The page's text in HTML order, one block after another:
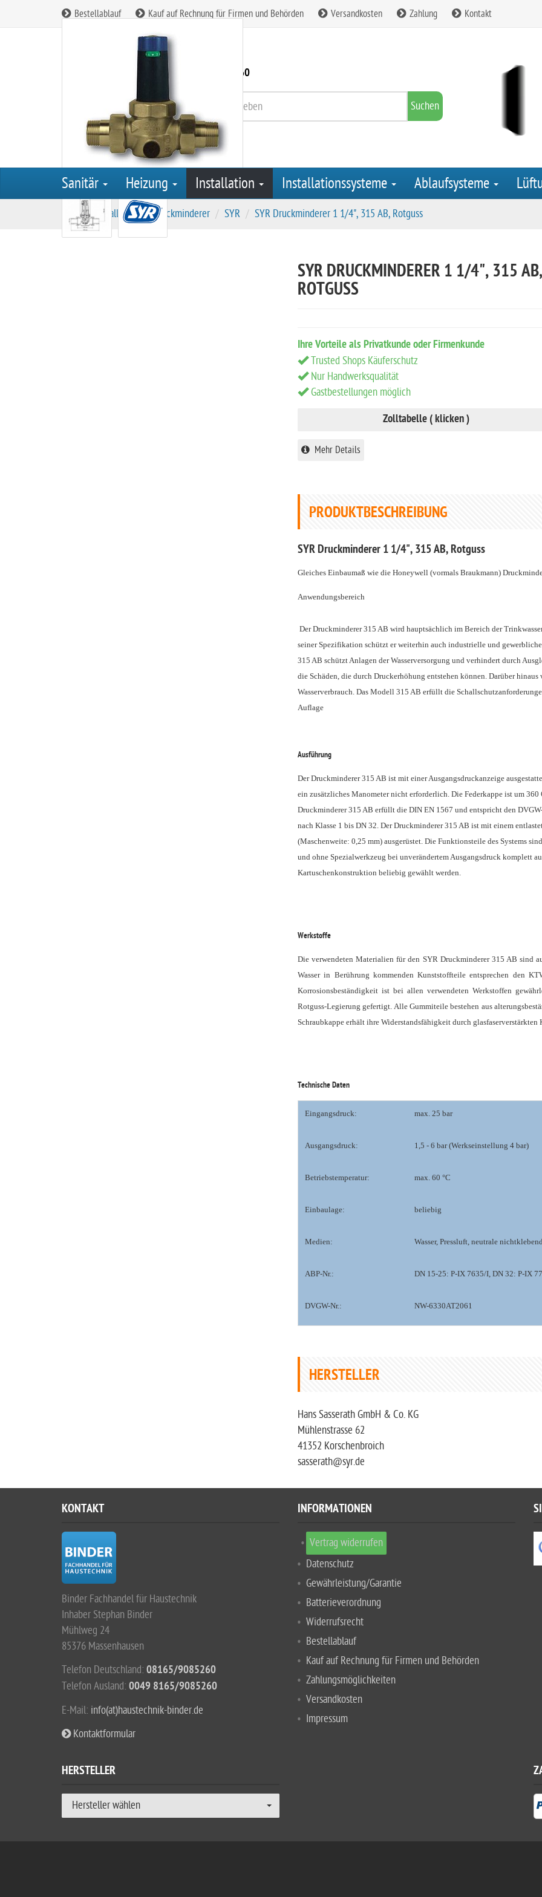
Bestellablauf Kauf auf Rechnung für Firmen und Behörden Versandkosten Zahlung Kontakt
08165 / 90 85 260
Suchen
Sanitär Heizung Installation Installationssysteme Ablaufsysteme
S
t
Installation Druckminderer SYR SYR Druckminderer 1 1/4", 315 AB, Rotguss
SYR DRUCKMINDERER 1 1/4", 315 AB,
ROTGUSS
Ihre Vorteile als Privatkunde oder Firmenkunde
Trusted Shops Käuferschutz
Nur Handwerksqualität
Gastbestellungen möglich
Zolltabelle ( klicken )
Mehr Details
PRODUKTBESCHREIBUNG
SYR Druckminderer 1 1/4", 315 AB, Rotguss
Gleiches Einbaumaß wie die Honeywell (vormals Braukmann)
Anwendungsbereich
Der Druckminderer 315 AB wird hauptsächlich im Bereich der
seiner Spezifikation schützt er weiterhin auch industrielle und
315 AB schützt Anlagen der Wasserversorgung und verhindert durch
die Schäden, die durch Druckerhöhung entstehen können. Darüber
Wasserverbrauch. Das Modell 315 AB erfüllt die
Auflage
Ausführung
Der Druckminderer 315 AB ist mit einer Ausgangsdruckanzeige
ein zusätzliches Manometer nicht erforderlich. Die Federkappe ist um 360
Druckminderer 315 AB erfüllt die DIN EN 1567 und entspricht den
nach Klasse 1 bis DN 32. Der Druckminderer 315 AB ist mit einem
(Maschenweite: 0,25 mm) ausgerüstet. Die Funktionsteile des Systems
und ohne Spezialwerkzeug bei unverändertem Ausgangsdruck komplett
Kartuschenkonstruktion beliebig gewählt werden.
Werkstoffe
Die verwendeten Materialien für den SYR Druckminderer 315 AB sind
Wasser in Berührung kommenden Kunststoffteile entsprechen den
Korrosionsbeständigkeit ist bei allen verwendeten Werkstoffen
Rotguss-Legierung gefertigt. Alle Gummiteile bestehen aus
Schraubkappe erhält ihre Widerstandsfähigkeit durch glasfaserverstärkten
Technische Daten
Eingangsdruck: max. 25 bar
Ausgangsdruck: 1,5 - 6 bar (Werkseinstellung 4 bar)
Betriebstemperatur: max. 60 °C
Einbaulage: beliebig
Medien: Wasser, Pressluft, neutrale
ABP-Nr.: DN 15-25: P-IX 7635/I, DN 32: P-IX
DVGW-Nr.: NW-6330AT2061
HERSTELLER
Hans Sasserath GmbH & Co. KG
Mühlenstrasse 62
41352 Korschenbroich
sasserath@syr.de
KONTAKT
Binder Fachhandel für Haustechnik
Inhaber Stephan Binder
Mühlweg 24
85376 Massenhausen
Telefon Deutschland: 08165/9085260
Telefon Ausland: 0049 8165/9085260
E-Mail: info(at)haustechnik-binder.de
Kontaktformular
INFORMATIONEN
Vertrag widerrufen
Datenschutz
Gewährleistung/Garantie
Batterieverordnung
Widerrufsrecht
Bestellablauf
Kauf auf Rechnung für Firmen und Behörden
Zahlungsmöglichkeiten
Versandkosten
Impressum
HERSTELLER
Hersteller wählen